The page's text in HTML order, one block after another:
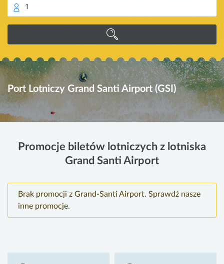
1
Port Lotniczy Grand Santi Airport (GSI)
Promocje biletów lotniczych z lotniska
Grand Santi Airport
Brak promocji z Grand-Santi Airport. Sprawdź nasze
inne promocje.